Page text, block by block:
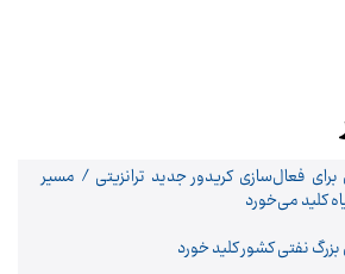
برای فعال‌سازی کریدور جدید ترانزیتی / مسیر
کلید می‌خورد
نفتی کشور کلید خورد